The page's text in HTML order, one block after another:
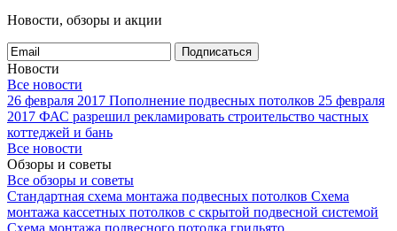
Новости, обзоры и акции
Подписаться
Новости
Все новости
26 февраля 2017 Пополнение подвесных потолков 25 февраля
2017 ФАС разрешил рекламировать строительство частных
коттеджей и бань
Все новости
Обзоры и советы
Все обзоры и советы
Стандартная схема монтажа подвесных потолков Схема
монтажа кассетных потолков с скрытой подвесной системой
Схема монтажа подвесного потолка грильято